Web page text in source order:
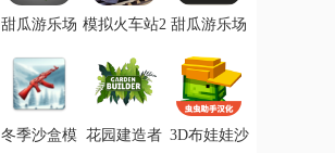
甜瓜游乐场 模拟火车站2
TrainStation2
甜瓜游乐场
娃游戏手机
版
冬季沙盒模 花园建造者 3D布娃娃沙